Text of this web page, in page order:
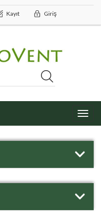
Kayıt Giriş